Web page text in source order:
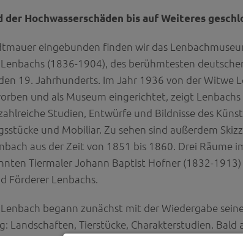
der Hochwasserschäden bis auf Weiteres
eingebunden finden wir das
(1836-1904), des berühmtesten
19. Jahrhunderts. Im Jahr 1936 von der Witwe
und als Museum eingerichtet, zeigt
Studien, Entwürfe und Bildnisse des
und Mobiliar. Zu sehen sind außerdem
aus der Zeit von 1851 bis 1860. Drei Räume
Tiermaler Johann Baptist Hofner (1832-
Förderer Lenbachs.
begann zunächst mit der Wiedergabe
Landschaften, Tierstücke, Charakterstudien.